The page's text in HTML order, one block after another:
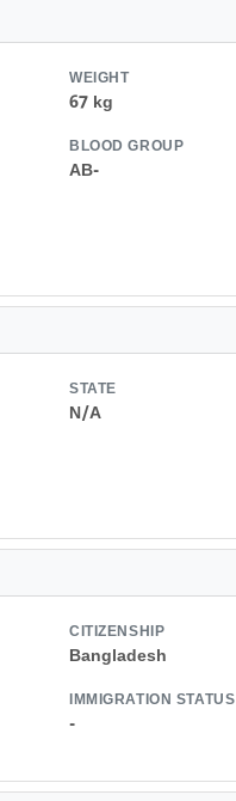
WEIGHT
67 kg
BLOOD GROUP
AB-
STATE
N/A
CITIZENSHIP
Bangladesh
IMMIGRATION STATUS
-